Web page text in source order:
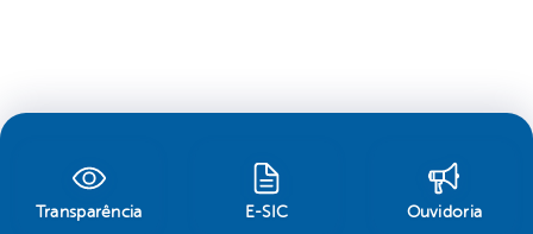
Transparência E-SIC Ouvidoria